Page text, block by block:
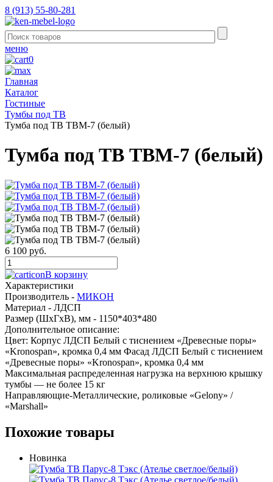
8 (913) 55-80-281
меню
0
Главная
Каталог
Гостиные
Тумбы под ТВ
Тумба под ТВ ТВМ-7 (белый)
Тумба под ТВ ТВМ-7 (белый)
6 100 руб.
В корзину
Характеристики
Производитель - МИКОН
Материал - ЛДСП
Размер (ШхГхВ), мм - 1150*403*480
Дополнительное описание:
Цвет: Корпус ЛДСП Белый с тиснением «Древесные поры»
«Kronospan», кромка 0,4 мм Фасад ЛДСП Белый с тиснением
«Древесные поры» «Kronospan», кромка 0,4 мм
Максимальная распределенная нагрузка на верхнюю крышку
тумбы — не более 15 кг
Направляющие-Металлические, роликовые «Gelony» /
«Marshall»
Похожие товары
Новинка